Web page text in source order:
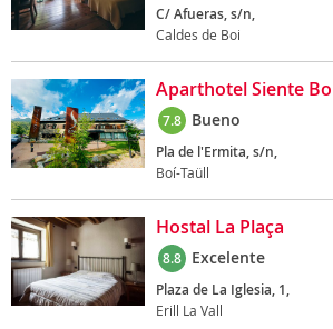
C/ Afueras, s/n,
Caldes de Boi
Aparthotel Siente
7.8 Bueno
Pla de l'Ermita, s/n,
Boí-Taüll
Hostal La Plaça
8.8 Excelente
Plaza de La Iglesia, 1,
Erill La Vall